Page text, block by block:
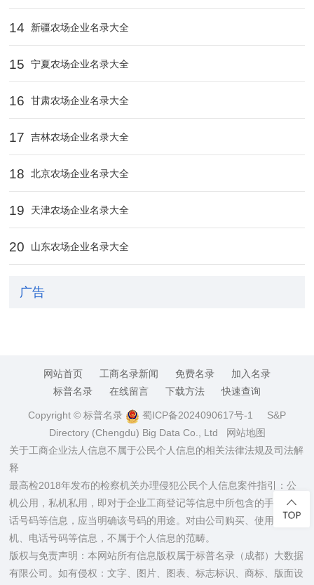
14 新疆农场企业名录大全
15 宁夏农场企业名录大全
16 甘肃农场企业名录大全
17 吉林农场企业名录大全
18 北京农场企业名录大全
19 天津农场企业名录大全
20 山东农场企业名录大全
广告
网站首页 工商名录新闻 免费名录
加入名录
标普名录
在线留言 下载方法 快速查询
Copyright © 标普名录 蜀ICP备2024090617号-1 S&P
Directory (Chengdu) Big Data Co., Ltd
网站地图
关于工商企业法人信息不属于公民个人信息的相关法律法规及司法解
释
最高检2018年发布的检察机关办理侵犯公民个人信息案件指引：公
机公用，私机私用，即对于企业工商登记等信息中所包含的手机、电
话号码等信息，应当明确该号码的用途。对由公司购买、使用的手
机、电话号码等信息，不属于个人信息的范畴。
版权与免责声明：本网站所有信息版权属于标普名录（成都）大数据
有限公司。如有侵权：文字、图片、图表、标志标识、商标、版面设